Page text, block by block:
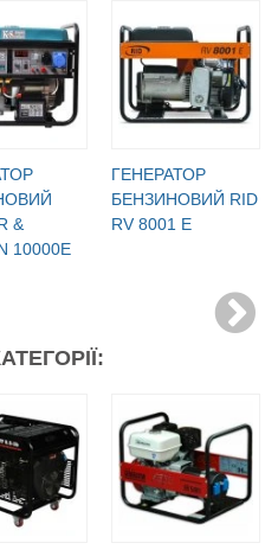
&
10000E
ГЕНЕРАТОР
БЕНЗИНОВИЙ RID
RV 8001 E